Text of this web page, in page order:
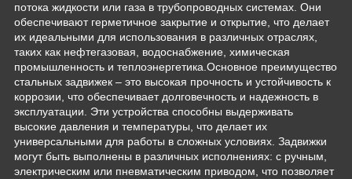
потока жидкости или газа в трубопроводных системах. Они
обеспечивают герметичное закрытие и открытие, что делает
их идеальными для использования в различных отраслях,
таких как нефтегазовая, водоснабжение, химическая
промышленность и теплоэнергетика.Основное преимущество
стальных задвижек – это высокая прочность и устойчивость к
коррозии, что обеспечивает долговечность и надежность в
эксплуатации. Эти устройства способны выдерживать
высокие давления и температуры, что делает их
универсальными для работы в сложных условиях. Задвижки
могут быть выполнены в различных исполнениях: с ручным,
электрическим или пневматическим приводом, что позволяет